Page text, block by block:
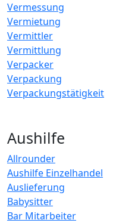
Vermessung
Vermietung
Vermittler
Vermittlung
Verpacker
Verpackung
Verpackungstätigkeit
Aushilfe
Allrounder
Aushilfe Einzelhandel
Auslieferung
Babysitter
Bar Mitarbeiter